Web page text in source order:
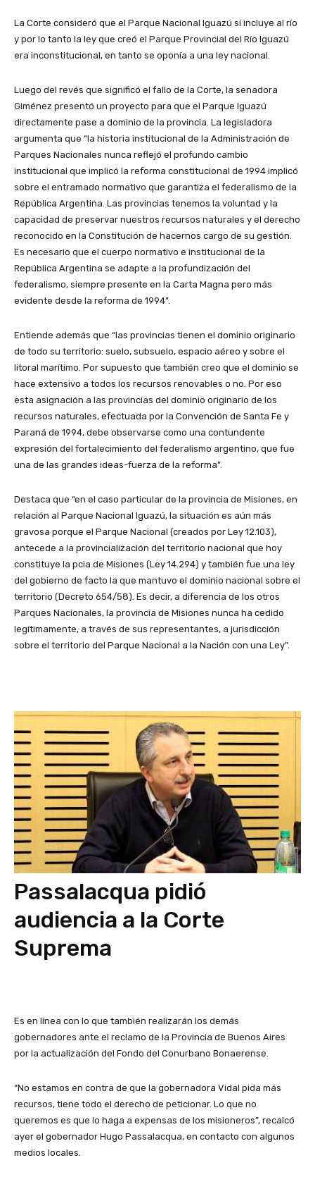
La Corte consideró que el Parque Nacional Iguazú sí incluye al río
y por lo tanto la ley que creó el Parque Provincial del Río Iguazú
era inconstitucional, en tanto se oponía a una ley nacional.
Luego del revés que significó el fallo de la Corte, la senadora
Giménez presentó un proyecto para que el Parque Iguazú
directamente pase a dominio de la provincia. La legisladora
argumenta que “la historia institucional de la Administración de
Parques Nacionales nunca reflejó el profundo cambio
institucional que implicó la reforma constitucional de 1994 implicó
sobre el entramado normativo que garantiza el federalismo de la
República Argentina. Las provincias tenemos la voluntad y la
capacidad de preservar nuestros recursos naturales y el derecho
reconocido en la Constitución de hacernos cargo de su gestión.
Es necesario que el cuerpo normativo e institucional de la
República Argentina se adapte a la profundización del
federalismo, siempre presente en la Carta Magna pero más
evidente desde la reforma de 1994”.
Entiende además que “las provincias tienen el dominio originario
de todo su territorio: suelo, subsuelo, espacio aéreo y sobre el
litoral marítimo. Por supuesto que también creo que el dominio se
hace extensivo a todos los recursos renovables o no. Por eso
esta asignación a las provincias del dominio originario de los
recursos naturales, efectuada por la Convención de Santa Fe y
Paraná de 1994, debe observarse como una contundente
expresión del fortalecimiento del federalismo argentino, que fue
una de las grandes ideas-fuerza de la reforma”.
Destaca que “en el caso particular de la provincia de Misiones, en
relación al Parque Nacional Iguazú, la situación es aún más
gravosa porque el Parque Nacional (creados por Ley 12.103),
antecede a la provincialización del territorio nacional que hoy
constituye la pcia de Misiones (Ley 14.294) y también fue una ley
del gobierno de facto la que mantuvo el dominio nacional sobre el
territorio (Decreto 654/58). Es decir, a diferencia de los otros
Parques Nacionales, la provincia de Misiones nunca ha cedido
legítimamente, a través de sus representantes, a jurisdicción
sobre el territorio del Parque Nacional a la Nación con una Ley”.
Passalacqua pidió
audiencia a la Corte
Suprema
Es en línea con lo que también realizarán los demás
gobernadores ante el reclamo de la Provincia de Buenos Aires
por la actualización del Fondo del Conurbano Bonaerense.
“No estamos en contra de que la gobernadora Vidal pida más
recursos, tiene todo el derecho de peticionar. Lo que no
queremos es que lo haga a expensas de los misioneros”, recalcó
ayer el gobernador Hugo Passalacqua, en contacto con algunos
medios locales.